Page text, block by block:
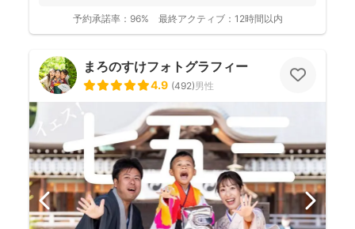
予約承諾率： 96% 最終アクティブ： 12時間以内
まろのすけフォトグラフィー
4.9 (492)男性